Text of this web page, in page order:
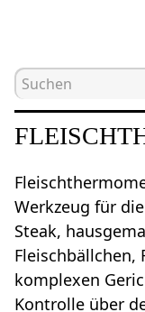
Hauptseite
Werkzeug für
Steak,
Fleischbällchen,
komplexen
Kontrolle über